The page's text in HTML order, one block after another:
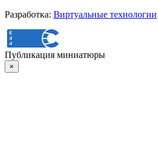
Разработка: Виртуальные технологии
Публикация миниатюры
×